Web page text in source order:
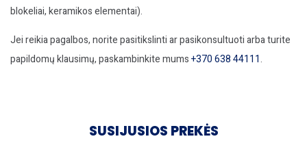
blokeliai, keramikos elementai).
Jei reikia pagalbos, norite pasitikslinti ar pasikonsultuoti arba turite
papildomų klausimų, paskambinkite mums+370 638 44111.
SUSIJUSIOS PREKĖS